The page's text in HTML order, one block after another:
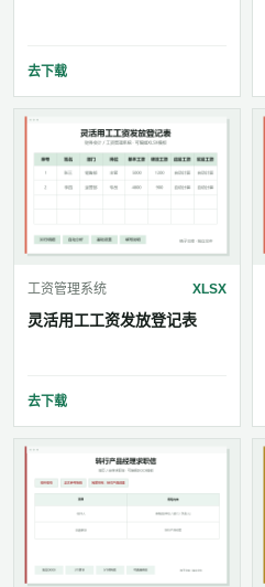
去下载
工资管理系统 XLSX
灵活用工工资发放登记表
去下载